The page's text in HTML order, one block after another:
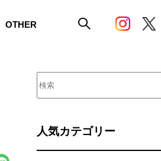
OTHER
人気カテゴリー